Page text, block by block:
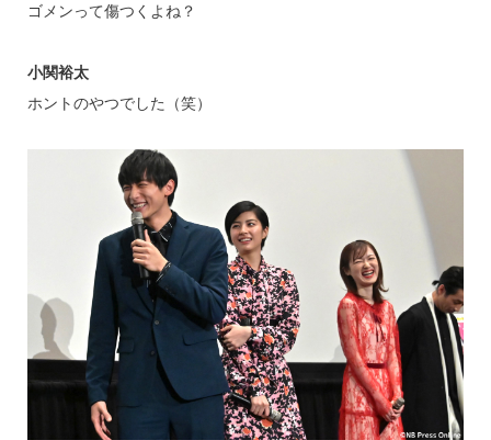
ゴメンって傷つくよね？
小関裕太
ホントのやつでした（笑）